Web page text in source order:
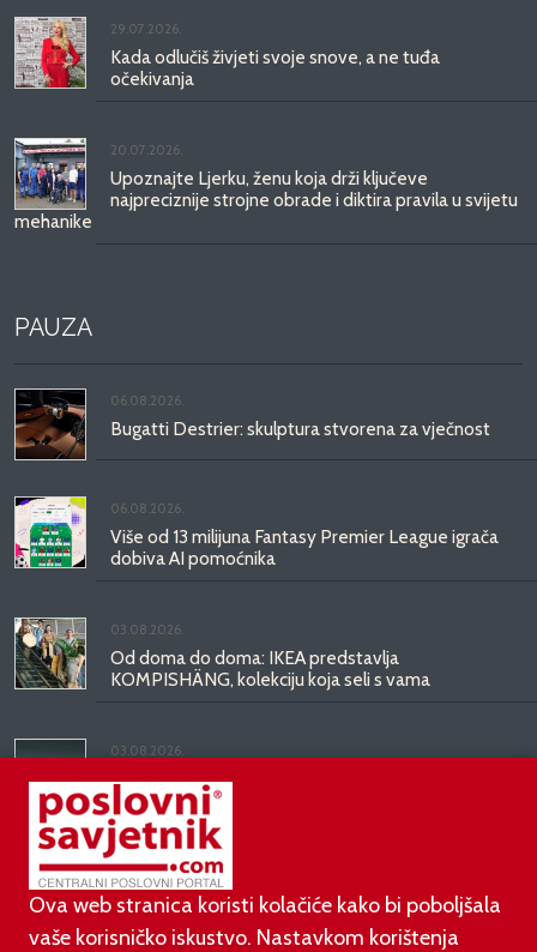
29.07.2026.
Kada odlučiš živjeti svoje snove, a ne tuđa
očekivanja
20.07.2026.
Upoznajte Ljerku, ženu koja drži ključeve
najpreciznije strojne obrade i diktira pravila u svijetu
mehanike
PAUZA
06.08.2026.
Bugatti Destrier: skulptura stvorena za vječnost
06.08.2026.
Više od 13 milijuna Fantasy Premier League igrača
dobiva AI pomoćnika
03.08.2026.
Od doma do doma: IKEA predstavlja
KOMPISHÄNG, kolekciju koja seli s vama
03.08.2026.
Kineski BYD predstavio luksuznu limuzinu veću od
Mercedesove S-klase, obećava domet do 1.000
kilometara
Ova web stranica koristi kolačiće kako bi poboljšala
vaše korisničko iskustvo. Nastavkom korištenja